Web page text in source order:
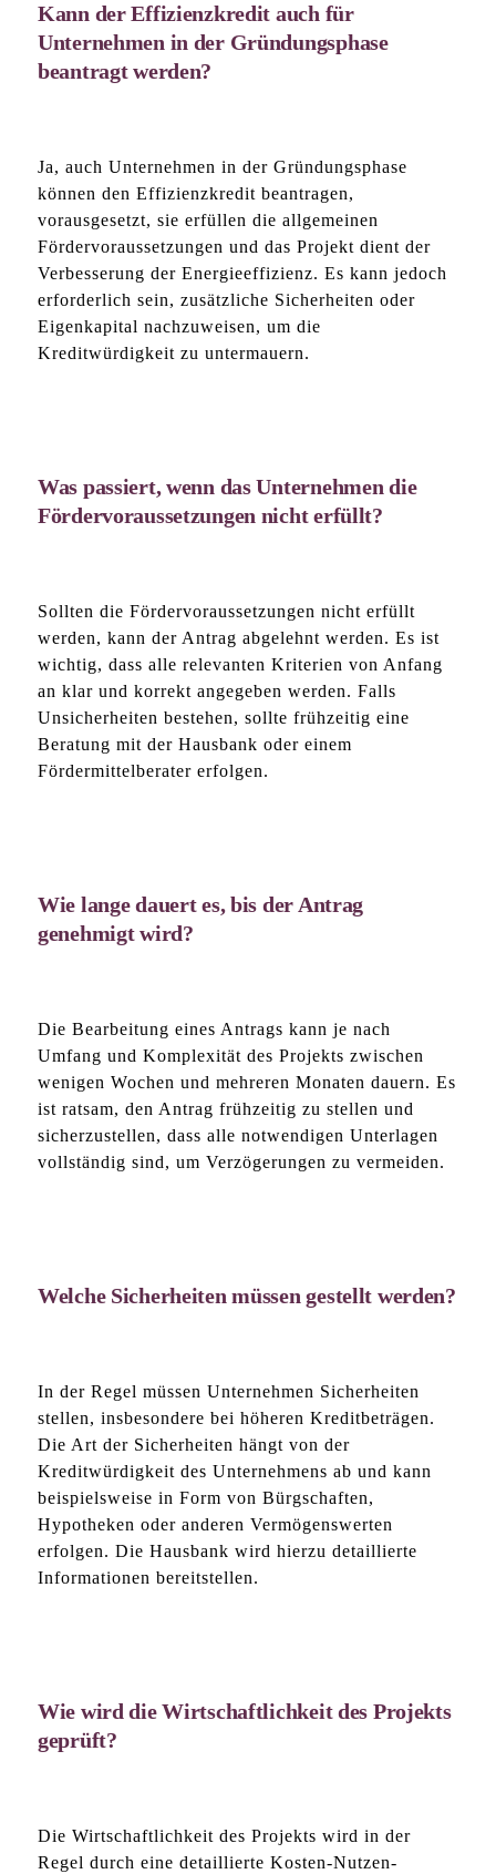
Kann der Effizienzkredit auch für
Unternehmen in der Gründungsphase
beantragt werden?
Ja, auch Unternehmen in der Gründungsphase
können den Effizienzkredit beantragen,
vorausgesetzt, sie erfüllen die allgemeinen
Fördervoraussetzungen und das Projekt dient der
Verbesserung der Energieeffizienz. Es kann jedoch
erforderlich sein, zusätzliche Sicherheiten oder
Eigenkapital nachzuweisen, um die
Kreditwürdigkeit zu untermauern.
Was passiert, wenn das Unternehmen die
Fördervoraussetzungen nicht erfüllt?
Sollten die Fördervoraussetzungen nicht erfüllt
werden, kann der Antrag abgelehnt werden. Es ist
wichtig, dass alle relevanten Kriterien von Anfang
an klar und korrekt angegeben werden. Falls
Unsicherheiten bestehen, sollte frühzeitig eine
Beratung mit der Hausbank oder einem
Fördermittelberater erfolgen.
Wie lange dauert es, bis der Antrag
genehmigt wird?
Die Bearbeitung eines Antrags kann je nach
Umfang und Komplexität des Projekts zwischen
wenigen Wochen und mehreren Monaten dauern. Es
ist ratsam, den Antrag frühzeitig zu stellen und
sicherzustellen, dass alle notwendigen Unterlagen
vollständig sind, um Verzögerungen zu vermeiden.
Welche Sicherheiten müssen gestellt werden?
In der Regel müssen Unternehmen Sicherheiten
stellen, insbesondere bei höheren Kreditbeträgen.
Die Art der Sicherheiten hängt von der
Kreditwürdigkeit des Unternehmens ab und kann
beispielsweise in Form von Bürgschaften,
Hypotheken oder anderen Vermögenswerten
erfolgen. Die Hausbank wird hierzu detaillierte
Informationen bereitstellen.
Wie wird die Wirtschaftlichkeit des Projekts
geprüft?
Die Wirtschaftlichkeit des Projekts wird in der
Regel durch eine detaillierte Kosten-Nutzen-